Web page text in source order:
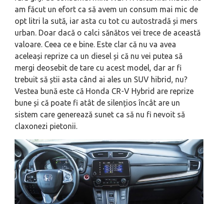
am făcut un efort ca să avem un consum mai mic de
opt litri la sută, iar asta cu tot cu autostradă și mers
urban. Doar dacă o calci sănătos vei trece de această
valoare. Ceea ce e bine. Este clar că nu va avea
aceleași reprize ca un diesel și că nu vei putea să
mergi deosebit de tare cu acest model, dar ar fi
trebuit să știi asta când ai ales un SUV hibrid, nu?
Vestea bună este că Honda CR-V Hybrid are reprize
bune și că poate fi atât de silențios încât are un
sistem care generează sunet ca să nu fi nevoit să
claxonezi pietonii.